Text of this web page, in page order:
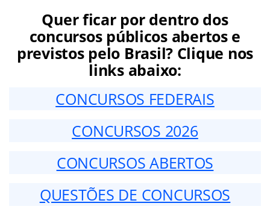
Quer ficar por dentro dos
concursos públicos abertos e
previstos pelo Brasil? Clique nos
links abaixo:
CONCURSOS FEDERAIS
CONCURSOS 2026
CONCURSOS ABERTOS
QUESTÕES DE CONCURSOS